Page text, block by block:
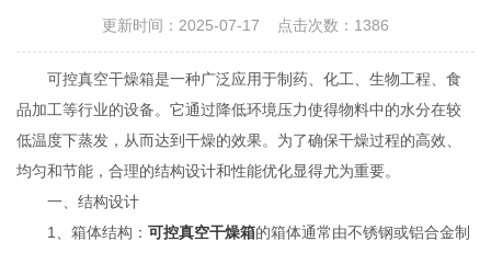
更新时间：2025-07-17 点击次数：1386
可控真空干燥箱是一种广泛应用于制药、化工、生物工程、食
品加工等行业的设备。它通过降低环境压力使得物料中的水分在较
低温度下蒸发，从而达到干燥的效果。为了确保干燥过程的高效、
均匀和节能，合理的结构设计和性能优化显得尤为重要。
一、结构设计
1、箱体结构：可控真空干燥箱的箱体通常由不锈钢或铝合金制